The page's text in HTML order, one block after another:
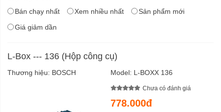
Bán chạy nhất
Xem nhiều nhất
Sản phẩm mới
Giá giảm dần
L-Box --- 136 (Hộp công cụ)
Thương hiệu: BOSCH Model: L-BOXX 136
Chưa có đánh giá
778.000đ